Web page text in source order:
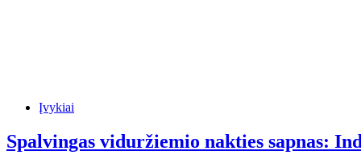
Įvykiai
Spalvingas viduržiemio nakties sapnas: